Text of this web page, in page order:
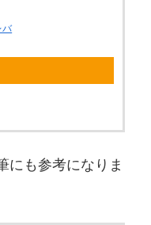
バ
にも参考になりま